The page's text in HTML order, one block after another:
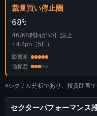
裁量買い停止圏
68%
46/68銘柄が50日線上・
+4.4pp（5日）
影響度
信頼度
※シグナル分析であり、投資助言
セクターパフォーマンス